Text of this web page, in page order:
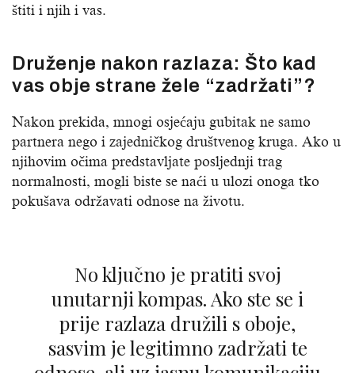
štiti i njih i vas.
Druženje nakon razlaza: Što kad
vas obje strane žele “zadržati”?
Nakon prekida, mnogi osjećaju gubitak ne samo
partnera nego i zajedničkog društvenog kruga. Ako u
njihovim očima predstavljate posljednji trag
normalnosti, mogli biste se naći u ulozi onoga tko
pokušava održavati odnose na životu.
No ključno je pratiti svoj
unutarnji kompas. Ako ste se i
prije razlaza družili s oboje,
sasvim je legitimno zadržati te